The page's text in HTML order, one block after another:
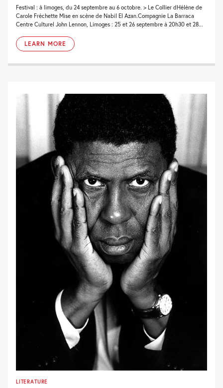
Festival : à limoges, du 24 septembre au 6 octobre. > Le Collier dHélène de
Carole Fréchette Mise en scène de Nabil El Azan.Compagnie La Barraca
Centre Culturel John Lennon, Limoges : 25 et 26 septembre à 20h30 et 28...
LEARN MORE
LITERATURE